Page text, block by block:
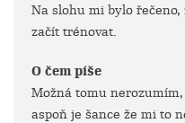
Na slohu mi bylo
začít trénovat.
O čem píše
Možná tomu
aspoň je šance že mi to